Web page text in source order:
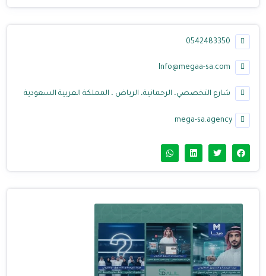
Info@megaa-sa.com
شارع التخصصي، الرحمانية، الرياض ، المملكة العربية السعودية
mega-sa.agency